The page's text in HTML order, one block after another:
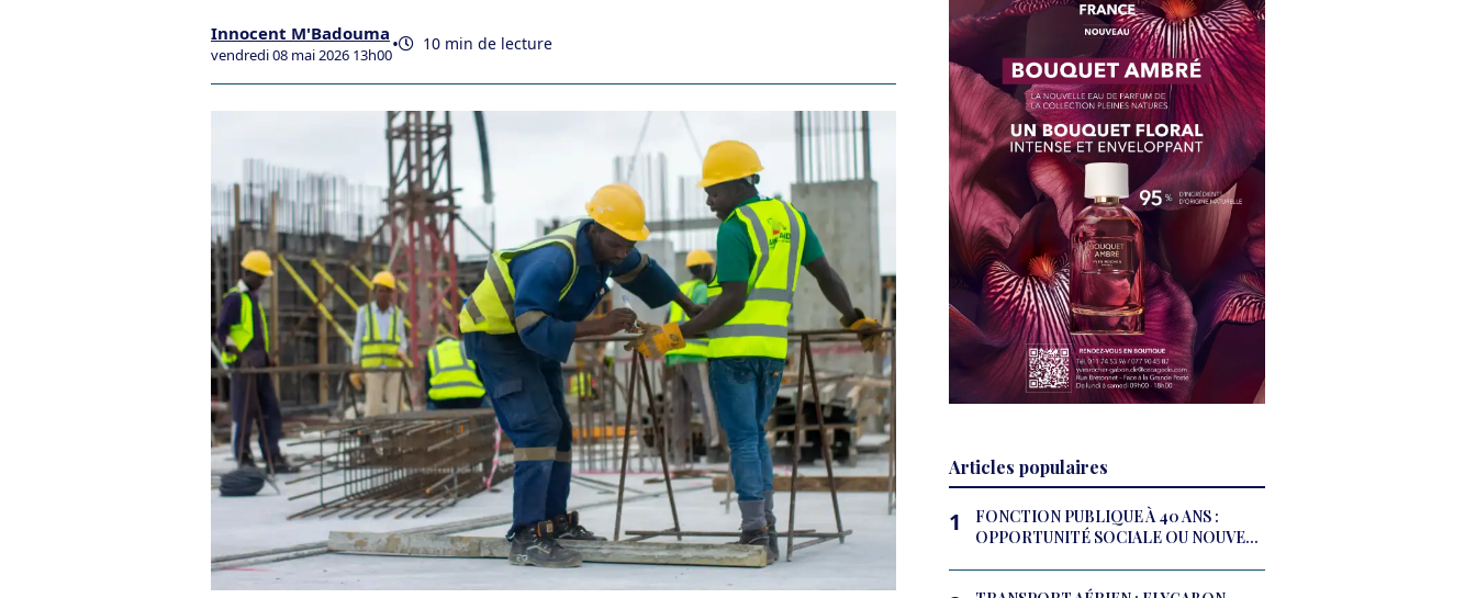
Innocent M'Badouma
vendredi 08 mai 2026 13h00• 10 min de lecture
Articles populaires
1
FONCTION PUBLIQUE À 40 ANS :
OPPORTUNITÉ SOCIALE OU NOUVE...